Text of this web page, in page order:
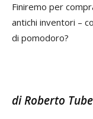
Finiremo per
antichi inventori –
di pomodoro?
di Roberto